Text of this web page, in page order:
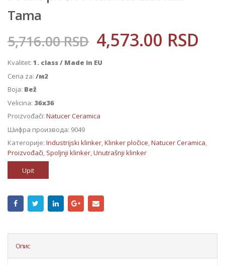
Tama
5,716.00RSD 4,573.00 RSD
Kvalitet: 1. class / Made in EU
Cena za: /м2
Boja: Bež
Velicina: 36x36
Proizvođači: Natucer Ceramica
Шифра производа: 9049
Категорије: Industrijski klinker,Klinker pločice,Natucer Ceramica,
Proizvođači, Spoljnji klinker,Unutrašnji klinker
Upit
Опис